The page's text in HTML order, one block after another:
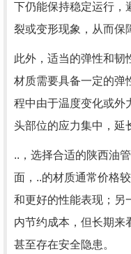
下仍能保持稳定运行，
裂或变形现象，从而保
此外，适当的弹性和韧
材质需要具备一定的弹
程中由于温度变化或外
头部位的应力集中，延
..，选择合适的陕西油
面，..的材质通常价格
和更好的性能表现；另
内节约成本，但长期来
甚至存在安全隐患。